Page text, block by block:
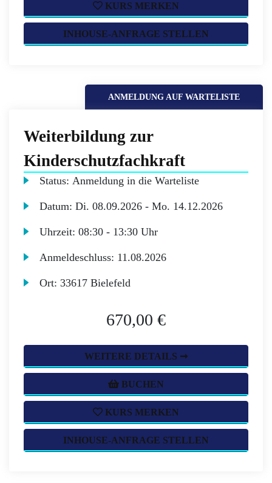
KURS MERKEN
INHOUSE-ANFRAGE STELLEN
ANMELDUNG AUF WARTELISTE
Weiterbildung zur
Kinderschutzfachkraft
Status:Anmeldung in die Warteliste
Datum:Di. 08.09.2026 -Mo. 14.12.2026
Uhrzeit:08:30 - 13:30 Uhr
Anmeldeschluss: 11.08.2026
Ort:33617 Bielefeld
670,00 €
WEITERE DETAILS ➞
BUCHEN
KURS MERKEN
INHOUSE-ANFRAGE STELLEN